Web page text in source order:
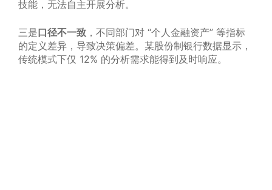
技能，无法自主开展分析。
三是口径不一致 ，不同部门对 “个人金融资产” 等指标
的定义差异，导致决策偏差。某股份制银行数据显示，
传统模式下仅 12% 的分析需求能得到及时响应。